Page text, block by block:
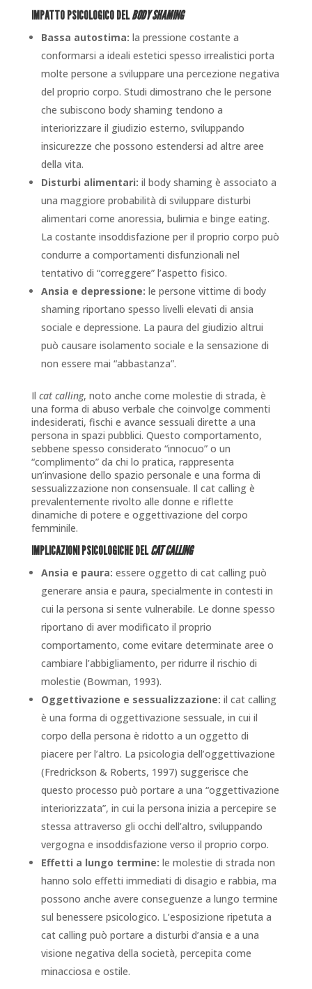
IMPATTO PSICOLOGICO DELBODY SHAMING
Bassa autostima: la pressione costante a
conformarsi a ideali estetici spesso irrealistici porta
molte persone a sviluppare una percezione negativa
del proprio corpo. Studi dimostrano che le persone
che subiscono body shaming tendono a
interiorizzare il giudizio esterno, sviluppando
insicurezze che possono estendersi ad altre aree
della vita.
Disturbi alimentari: il body shaming è associato a
una maggiore probabilità di sviluppare disturbi
alimentari come anoressia, bulimia e binge eating.
La costante insoddisfazione per il proprio corpo può
condurre a comportamenti disfunzionali nel
tentativo di “correggere” l’aspetto fisico.
Ansia e depressione: le persone vittime di body
shaming riportano spesso livelli elevati di ansia
sociale e depressione. La paura del giudizio altrui
può causare isolamento sociale e la sensazione di
non essere mai “abbastanza”.
Il cat calling, noto anche come molestie di strada, è
una forma di abuso verbale che coinvolge commenti
indesiderati, fischi e avance sessuali dirette a una
persona in spazi pubblici. Questo comportamento,
sebbene spesso considerato “innocuo” o un
“complimento” da chi lo pratica, rappresenta
un’invasione dello spazio personale e una forma di
sessualizzazione non consensuale. Il cat calling è
prevalentemente rivolto alle donne e riflette
dinamiche di potere e oggettivazione del corpo
femminile.
IMPLICAZIONI PSICOLOGICHE DELCAT CALLING
Ansia e paura: essere oggetto di cat calling può
generare ansia e paura, specialmente in contesti in
cui la persona si sente vulnerabile. Le donne spesso
riportano di aver modificato il proprio
comportamento, come evitare determinate aree o
cambiare l’abbigliamento, per ridurre il rischio di
molestie (Bowman, 1993).
Oggettivazione e sessualizzazione: il cat calling
è una forma di oggettivazione sessuale, in cui il
corpo della persona è ridotto a un oggetto di
piacere per l’altro. La psicologia dell’oggettivazione
(Fredrickson & Roberts, 1997) suggerisce che
questo processo può portare a una “oggettivazione
interiorizzata”, in cui la persona inizia a percepire se
stessa attraverso gli occhi dell’altro, sviluppando
vergogna e insoddisfazione verso il proprio corpo.
Effetti a lungo termine: le molestie di strada non
hanno solo effetti immediati di disagio e rabbia, ma
possono anche avere conseguenze a lungo termine
sul benessere psicologico. L’esposizione ripetuta a
cat calling può portare a disturbi d’ansia e a una
visione negativa della società, percepita come
minacciosa e ostile.